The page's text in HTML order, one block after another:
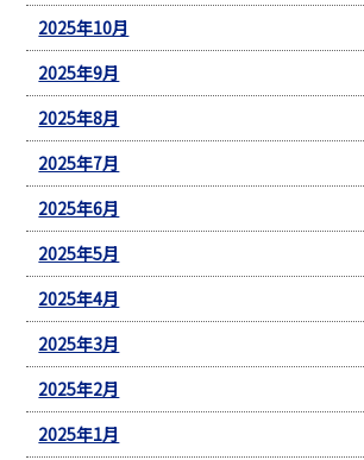
2025年10月
2025年9月
2025年8月
2025年7月
2025年6月
2025年5月
2025年4月
2025年3月
2025年2月
2025年1月